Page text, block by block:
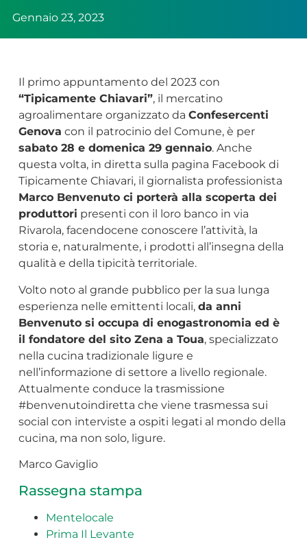
Gennaio 23, 2023
Il primo appuntamento del 2023 con
“Tipicamente Chiavari”, il mercatino
agroalimentare organizzato da Confesercenti
Genova con il patrocinio del Comune, è per
sabato 28 e domenica 29 gennaio. Anche
questa volta, in diretta sulla pagina Facebook di
Tipicamente Chiavari, il giornalista professionista
Marco Benvenuto ci porterà alla scoperta dei
produttori presenti con il loro banco in via
Rivarola, facendocene conoscere l’attività, la
storia e, naturalmente, i prodotti all’insegna della
qualità e della tipicità territoriale.
Volto noto al grande pubblico per la sua lunga
esperienza nelle emittenti locali, da anni
Benvenuto si occupa di enogastronomia ed è
il fondatore del sito Zena a Toua, specializzato
nella cucina tradizionale ligure e
nell’informazione di settore a livello regionale.
Attualmente conduce la trasmissione
#benvenutoindiretta che viene trasmessa sui
social con interviste a ospiti legati al mondo della
cucina, ma non solo, ligure.
Marco Gaviglio
Rassegna stampa
Mentelocale
Prima Il Levante